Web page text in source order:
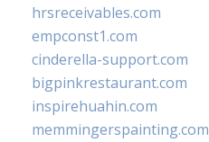
hrsreceivables.com
empconst1.com
cinderella-support.com
bigpinkrestaurant.com
inspirehuahin.com
memmingerspainting.com